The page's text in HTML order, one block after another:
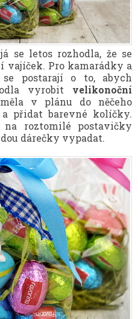
se letos rozhodla, že se
vajíček. Pro kamarádky a
postarají o to, abych
vyrobit velikonoční
v plánu do něčeho
přidat barevné kolíčky.
roztomilé postavičky
dárečky vypadat.